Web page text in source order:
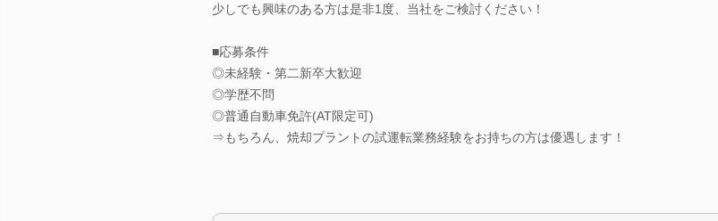
少しでも興味のある方は是非1度、当社をご検討ください！
■応募条件
◎未経験・第二新卒大歓迎
◎学歴不問
◎普通自動車免許(AT限定可)
⇒もちろん、焼却プラントの試運転業務経験をお持ちの方は優遇します！